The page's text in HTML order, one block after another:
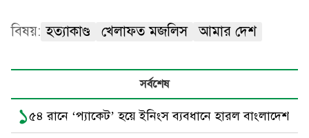
বিষয়: হত্যাকাণ্ড খেলাফত মজলিস আমার দেশ
সর্বশেষ
১৫৪ রানে ‘প্যাকেট’ হয়ে ইনিংস ব্যবধানে হারল বাংলাদেশ